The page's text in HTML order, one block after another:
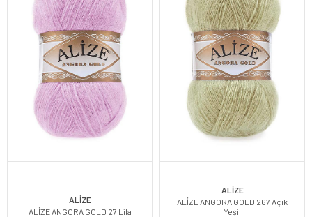
ALİZE
ALİZE ANGORA GOLD 27 Lila
ALİZE
ALİZE ANGORA GOLD 267 Açık
Yeşil